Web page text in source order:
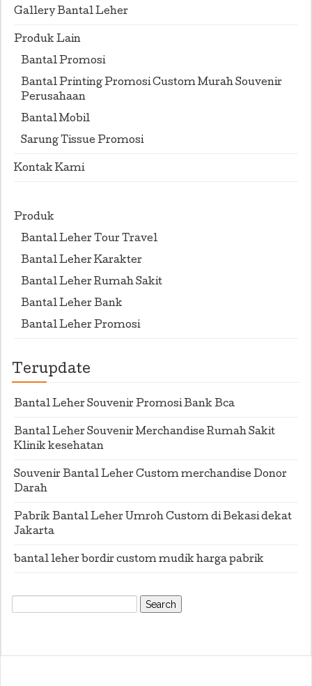
Gallery Bantal Leher
Produk Lain
Bantal Promosi
Bantal Printing Promosi Custom Murah Souvenir
Perusahaan
Bantal Mobil
Sarung Tissue Promosi
Kontak Kami
Produk
Bantal Leher Tour Travel
Bantal Leher Karakter
Bantal Leher Rumah Sakit
Bantal Leher Bank
Bantal Leher Promosi
Terupdate
Bantal Leher Souvenir Promosi Bank Bca
Bantal Leher Souvenir Merchandise Rumah Sakit
Klinik kesehatan
Souvenir Bantal Leher Custom merchandise Donor
Darah
Pabrik Bantal Leher Umroh Custom di Bekasi dekat
Jakarta
bantal leher bordir custom mudik harga pabrik
Search
for: